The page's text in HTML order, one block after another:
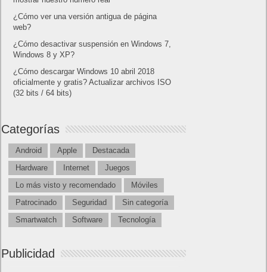
¿Cómo ver una versión antigua de página
web?
¿Cómo desactivar suspensión en Windows 7,
Windows 8 y XP?
¿Cómo descargar Windows 10 abril 2018
oficialmente y gratis? Actualizar archivos ISO
(32 bits / 64 bits)
Categorías
Android Apple
Destacada
Hardware
Internet
Juegos
Lo más visto y recomendado
Móviles
Patrocinado
Seguridad
Sin categoría
Smartwatch
Software Tecnología
Publicidad